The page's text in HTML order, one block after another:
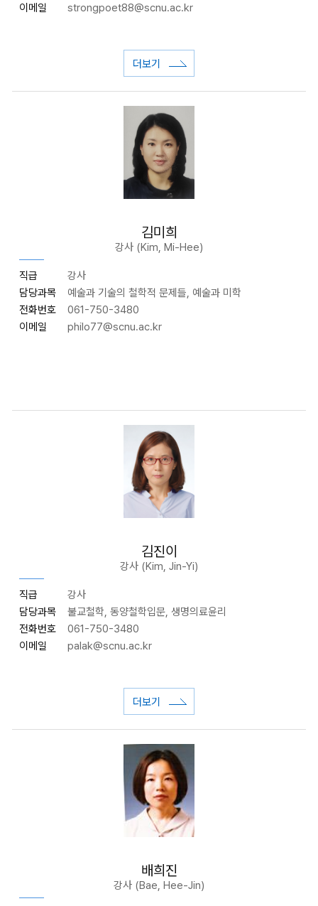
이메일
strongpoet88@scnu.ac.kr
더보기
김미희
강사 (Kim, Mi-Hee)
직급
강사
담당과목
예술과 기술의 철학적 문제들, 예술과 미학
전화번호
061-750-3480
이메일
philo77@scnu.ac.kr
김진이
강사 (Kim, Jin-Yi)
직급
강사
담당과목
불교철학, 동양철학입문, 생명의료윤리
전화번호
061-750-3480
이메일
palak@scnu.ac.kr
더보기
배희진
강사 (Bae, Hee-Jin)